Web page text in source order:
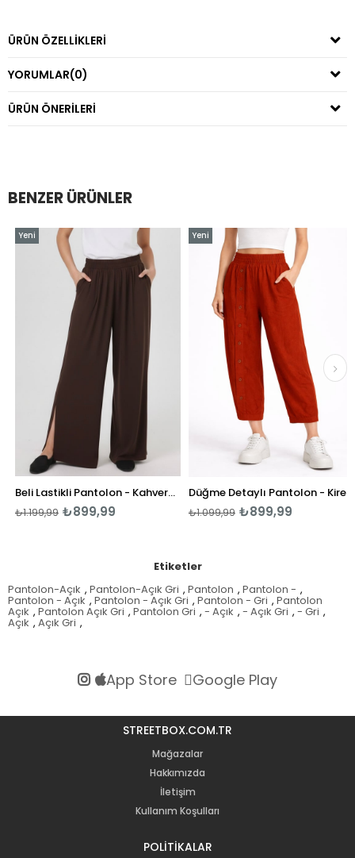
ÜRÜN ÖZELLIKLERI
YORUMLAR(0)
ÜRÜN ÖNERILERI
BENZER ÜRÜNLER
Beli Lastikli Pantolon - Kahverengi
₺899,99
₺1.199,99
Yeni
Düğme Detaylı Pantolon - Kiremit
₺899,99
₺1.099,99
Yeni
Etiketler
Pantolon-Açık , Pantolon-Açık Gri , Pantolon , Pantolon - ,
Pantolon - Açık , Pantolon - Açık Gri , Pantolon - Gri , Pantolon
Açık , Pantolon Açık Gri , Pantolon Gri , - Açık , - Açık Gri , - Gri ,
Açık , Açık Gri ,
App Store Google Play
STREETBOX.COM.TR
Mağazalar
Hakkımızda
İletişim
Kullanım Koşulları
POLİTİKALAR